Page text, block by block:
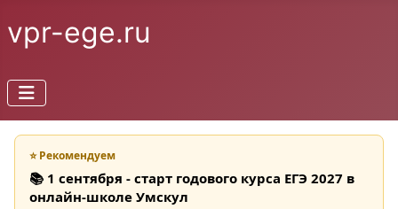
vpr-ege.ru
⭐ Рекомендуем
📚 1 сентября - старт годового курса ЕГЭ 2027 в
онлайн-школе Умскул